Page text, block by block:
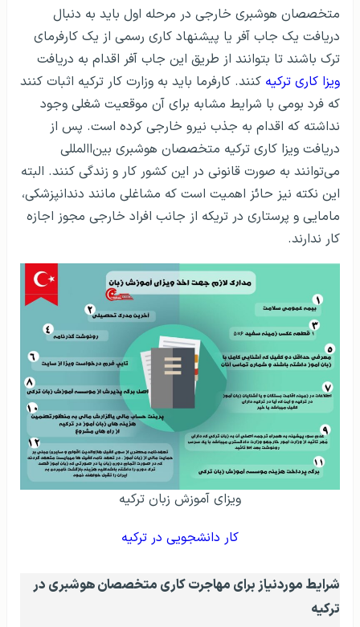
متخصصان هوشبری خارجی در مرحله اول باید به دنبال
دریافت یک جاب آفر یا پیشنهاد کاری رسمی از یک کارفرمای
ترک باشند تا بتوانند از طریق این جاب آفر اقدام به دریافت
ویزا کاری ترکیه کنند. کارفرما باید به وزارت کار ترکیه اثبات کنند
که فرد بومی با شرایط مشابه برای آن موقعیت شغلی وجود
نداشته که اقدام به جذب نیرو خارجی کرده است. پس از
دریافت ویزا کاری ترکیه متخصصان هوشبری بین‌االمللی
می‌توانند به صورت قانونی در این کشور کار و زندگی کنند. البته
این نکته نیز حائز اهمیت است که مشاغلی مانند دندانپزشکی،
مامایی و پرستاری در تریکه از جانب افراد خارجی مجوز اجازه
کار ندارند.
ویزای آموزش زبان ترکیه
کار دانشجویی در ترکیه
شرایط موردنیاز برای مهاجرت کاری متخصصان هوشبری در
ترکیه